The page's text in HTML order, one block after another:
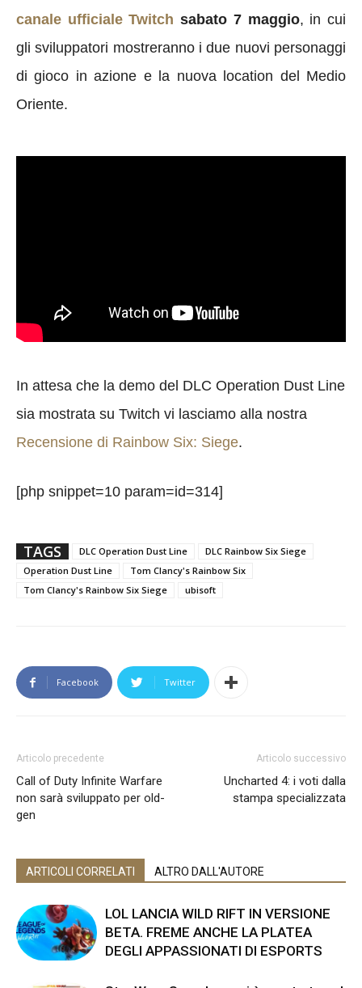
canale ufficiale Twitch sabato 7 maggio, in cui
gli sviluppatori mostreranno i due nuovi personaggi
di gioco in azione e la nuova location del Medio
Oriente.
In attesa che la demo del DLC Operation Dust Line
sia mostrata su Twitch vi lasciamo alla nostra
Recensione di Rainbow Six: Siege.
[php snippet=10 param=id=314]
TAGS DLC Operation Dust Line
DLC Rainbow Six Siege
Operation Dust Line
Tom Clancy's Rainbow Six
Tom Clancy's Rainbow Six Siege
ubisoft
Facebook Twitter
Articolo precedente
Call of Duty Infinite Warfare
non sarà sviluppato per old-
gen
Articolo successivo
Uncharted 4: i voti dalla
stampa specializzata
ARTICOLI CORRELATI ALTRO DALL'AUTORE
LOL LANCIA WILD RIFT IN VERSIONE
BETA. FREME ANCHE LA PLATEA
DEGLI APPASSIONATI DI ESPORTS